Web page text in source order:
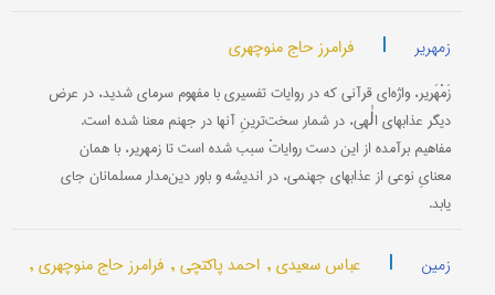
زمهریر | فرامرز حاج منوچهری
زَمْهَریر، واژه‌ای قرآنی که در روایات تفسیری با مفهوم سرمای شدید، در عرض
دیگر عذابهای الٰهی، در شمار سخت‌ترینِ آنها در جهنم معنا شده است.
مفاهیم برآمده از این دست روایاتْ سبب شده است تا زمهریر، با همان
معنایِ نوعی از عذابهای جهنمی، در اندیشه و باور دین‌مدار مسلمانان جای
یابد.
زمین | عباس سعیدی , احمد پاکتچی , فرامرز حاج منوچهری ,